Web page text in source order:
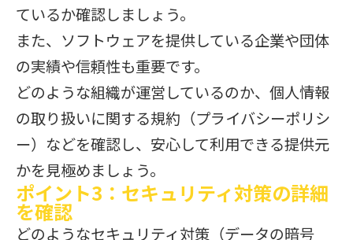
ているか確認しましょう。
また、ソフトウェアを提供している企業や団体
の実績や信頼性も重要です。
どのような組織が運営しているのか、個人情報
の取り扱いに関する規約（プライバシーポリシ
ー）などを確認し、安心して利用できる提供元
かを見極めましょう。
ポイント3：セキュリティ対策の詳細
を確認
どのようなセキュリティ対策（データの暗号